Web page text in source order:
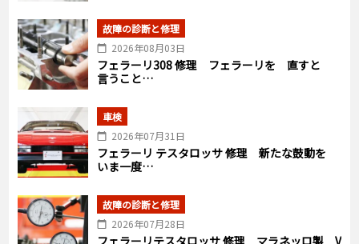
故障の診断と修理
2026年08月03日
フェラーリ308 修理 フェラーリを 直すと
言うこと…
車検
2026年07月31日
フェラーリ テスタロッサ 修理 新たな鼓動を
いま一度…
故障の診断と修理
2026年07月28日